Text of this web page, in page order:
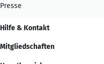
Presse
Hilfe & Kontakt
Mitgliedschaften